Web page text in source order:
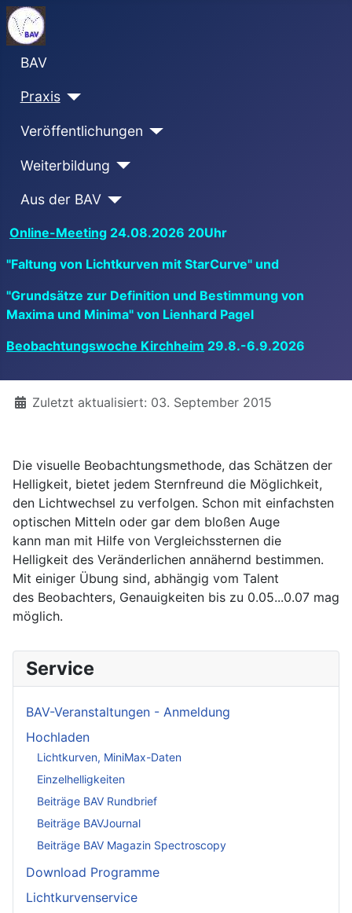
BAV
Praxis
Veröffentlichungen
Weiterbildung
Aus der BAV
Online-Meeting 24.08.2026 20Uhr
"Faltung von Lichtkurven mit StarCurve" und
"Grundsätze zur Definition und Bestimmung von
Maxima und Minima" von Lienhard Pagel
Beobachtungswoche Kirchheim 29.8.-6.9.2026
DetailsZuletzt aktualisiert: 03. September 2015
Die visuelle Beobachtungsmethode, das Schätzen der
Helligkeit, bietet jedem Sternfreund die Möglichkeit,
den Lichtwechsel zu verfolgen. Schon mit einfachsten
optischen Mitteln oder gar dem bloßen Auge
kann man mit Hilfe von Vergleichssternen die
Helligkeit des Veränderlichen annähernd bestimmen.
Mit einiger Übung sind, abhängig vom Talent
des Beobachters, Genauigkeiten bis zu 0.05...0.07 mag
möglich.
Service
BAV-Veranstaltungen - Anmeldung
Hochladen
Lichtkurven, MiniMax-Daten
Einzelhelligkeiten
Beiträge BAV Rundbrief
Beiträge BAVJournal
Beiträge BAV Magazin Spectroscopy
Download Programme
Lichtkurvenservice